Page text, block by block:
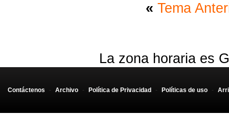
« Tema
La zona horaria es
Contáctenos - Archivo - Política de Privacidad - Políticas de uso -